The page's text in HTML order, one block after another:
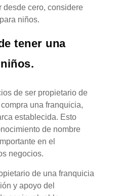
desde cero, considere
niños.
tener una
de ser propietario de
una franquicia,
establecida. Esto
de nombre
en el
negocios.
de una franquicia
y apoyo del